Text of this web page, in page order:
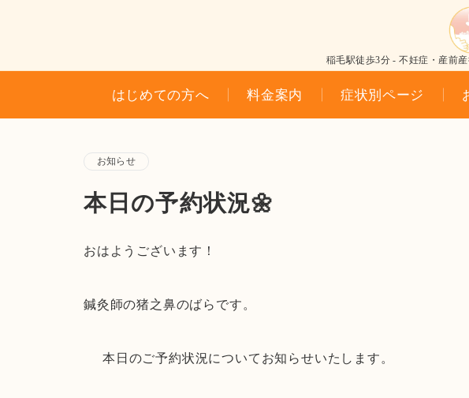
稲毛駅徒歩3分 - 不妊症・産前
はじめての方へ 料金案内 症状別ページ
お知らせ
本日の予約状況🌼
おはようございます！
鍼灸師の猪之鼻のばらです。
本日のご予約状況についてお知らせいたします。